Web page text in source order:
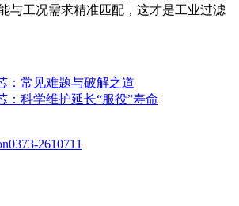
与工况需求精准匹配，这才是工业过滤
：常见难题与破解之道
：科学维护延长“服役”寿命
0373-2610711